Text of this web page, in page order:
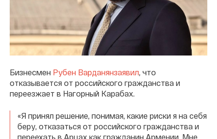
Бизнесмен Рубен Варданянзаявил , что
отказывается от российского гражданства и
переезжает в Нагорный Карабах.
«Я принял решение, понимая, какие риски я на себя
беру, отказаться от российского гражданства и
переехать в Арцах как гражданин Армении. Мне